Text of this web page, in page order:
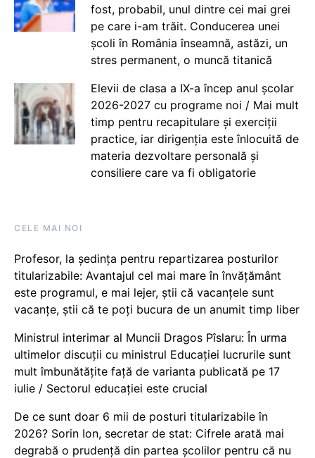
fost, probabil, unul dintre cei mai grei
pe care i-am trăit. Conducerea unei
școli în România înseamnă, astăzi, un
stres permanent, o muncă titanică
Elevii de clasa a IX-a încep anul școlar
2026-2027 cu programe noi / Mai mult
timp pentru recapitulare și exerciții
practice, iar dirigenția este înlocuită de
materia dezvoltare personală și
consiliere care va fi obligatorie
CELE MAI NOI
Profesor, la ședința pentru repartizarea posturilor
titularizabile: Avantajul cel mai mare în învățământ
este programul, e mai lejer, știi că vacanțele sunt
vacanţe, știi că te poți bucura de un anumit timp liber
Ministrul interimar al Muncii Dragos Pîslaru: În urma
ultimelor discuții cu ministrul Educației lucrurile sunt
mult îmbunătățite față de varianta publicată pe 17
iulie / Sectorul educației este crucial
De ce sunt doar 6 mii de posturi titularizabile în
2026? Sorin Ion, secretar de stat: Cifrele arată mai
degrabă o prudență din partea școlilor pentru că nu